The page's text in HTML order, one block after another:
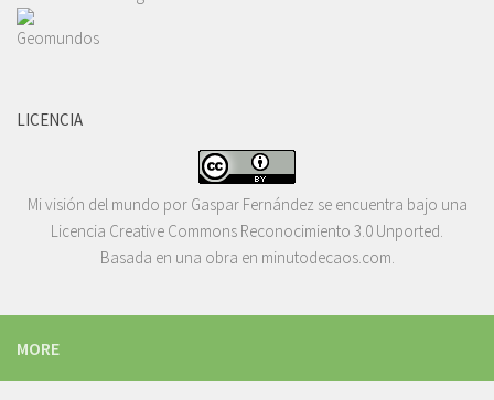
LICENCIA
Mi visión del mundo por Gaspar Fernández se encuentra bajo una
Licencia Creative Commons Reconocimiento 3.0 Unported.
Basada en una obra en minutodecaos.com.
MORE